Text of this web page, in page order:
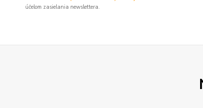
účelom zasielania newslettera.